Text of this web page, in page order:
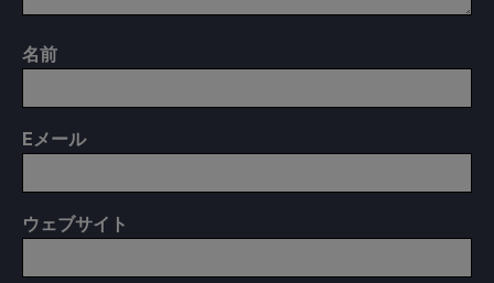
名前
E メール
ウェブサイト